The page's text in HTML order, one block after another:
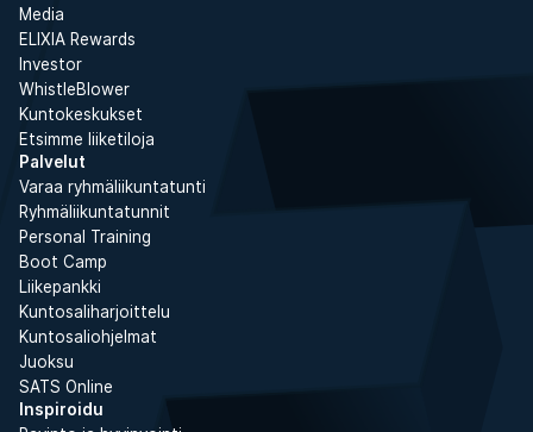
Media
ELIXIA Rewards
Investor
WhistleBlower
Kuntokeskukset
Etsimme liiketiloja
Palvelut
Varaa ryhmäliikuntatunti
Ryhmäliikuntatunnit
Personal Training
Boot Camp
Liikepankki
Kuntosaliharjoittelu
Kuntosaliohjelmat
Juoksu
SATS Online
Inspiroidu